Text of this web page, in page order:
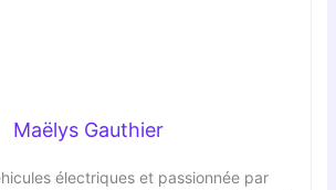
Maëlys Gauthier
électriques et passionnée par